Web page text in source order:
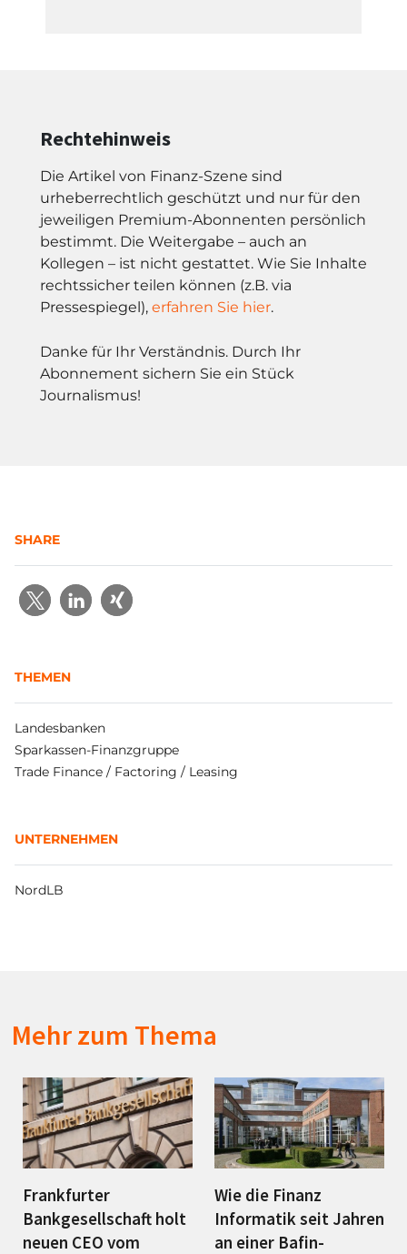
Rechtehinweis
Die Artikel von Finanz-Szene sind
urheberrechtlich geschützt und nur für den
jeweiligen Premium-Abonnenten persönlich
bestimmt. Die Weitergabe – auch an
Kollegen – ist nicht gestattet. Wie Sie Inhalte
rechtssicher teilen können (z.B. via
Pressespiegel), erfahren Sie hier.
Danke für Ihr Verständnis. Durch Ihr
Abonnement sichern Sie ein Stück
Journalismus!
SHARE
THEMEN
Landesbanken
Sparkassen-Finanzgruppe
Trade Finance / Factoring / Leasing
UNTERNEHMEN
NordLB
Mehr zum Thema
Frankfurter
Bankgesellschaft holt
neuen CEO vom
Wie die Finanz
Informatik seit Jahren
an einer Bafin-